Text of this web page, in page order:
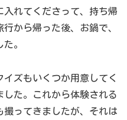
れてくださって、持ち帰
から帰った後、お鍋で、
。
ズもいくつか用意してく
た。これから体験される
ってきましたが、それは